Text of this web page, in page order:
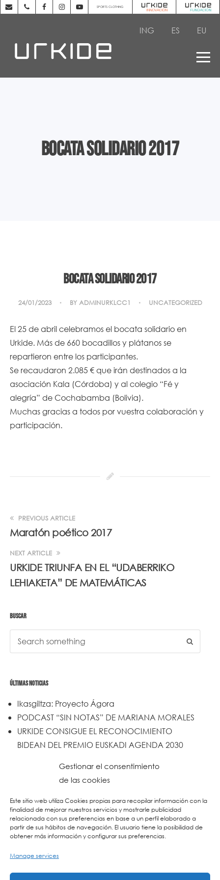
Gestionar el consentimiento
de las cookies
Este sitio web utiliza Cookies propias para recopilar información con la
finalidad de mejorar nuestros servicios y mostrarle publicidad
relacionada con sus preferencias en base a un perfil elaborado a
partir de sus hábitos de navegación. El usuario tiene la posibilidad de
obtener más información y configurar sus preferencias.
Manage services
SPORTS CLOTHING
ING ES EU
Bocata Solidario 2017
Bocata Solidario 2017
24/01/2023 BY ADMINURKLCC1 UNCATEGORIZED
El 25 de abril celebramos el bocata solidario en
Urkide. Más de 660 bocadillos y plátanos se
repartieron entre los participantes.
Se recaudaron 2.085 € que irán destinados a la
asociación Kala (Córdoba) y al colegio “Fé y
alegría” de Cochabamba (Bolivia).
Muchas gracias a todos por vuestra colaboración y
participación.
PREVIOUS ARTICLE
Maratón poético 2017
NEXT ARTICLE
URKIDE TRIUNFA EN EL “UDABERRIKO
LEHIAKETA” DE MATEMÁTICAS
BUSCAR
ÚLTIMAS NOTICIAS
Ikasgiltza: Proyecto Ágora
PODCAST “SIN NOTAS” DE MARIANA MORALES
URKIDE CONSIGUE EL RECONOCIMIENTO
BIDEAN DEL PREMIO EUSKADI AGENDA 2030
Urkide en Cadena SER